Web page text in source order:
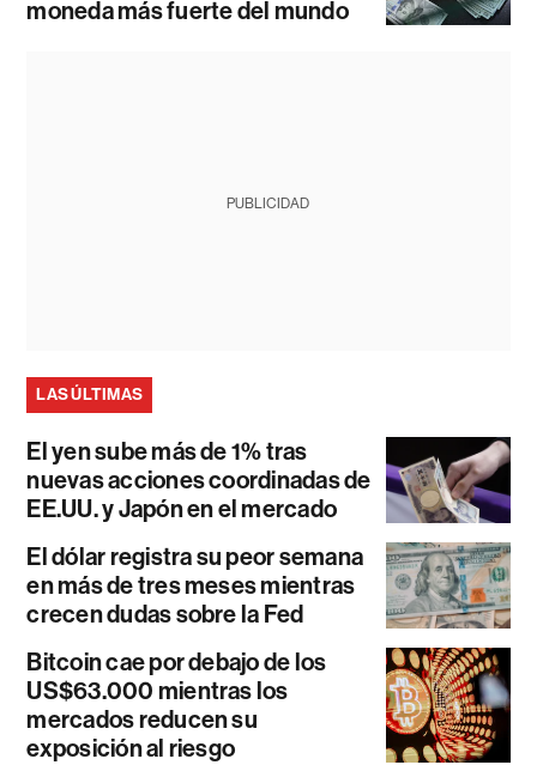
moneda más fuerte del mundo
PUBLICIDAD
LAS ÚLTIMAS
El yen sube más de 1% tras
nuevas acciones coordinadas de
EE.UU. y Japón en el mercado
El dólar registra su peor semana
en más de tres meses mientras
crecen dudas sobre la Fed
Bitcoin cae por debajo de los
US$63.000 mientras los
mercados reducen su
exposición al riesgo